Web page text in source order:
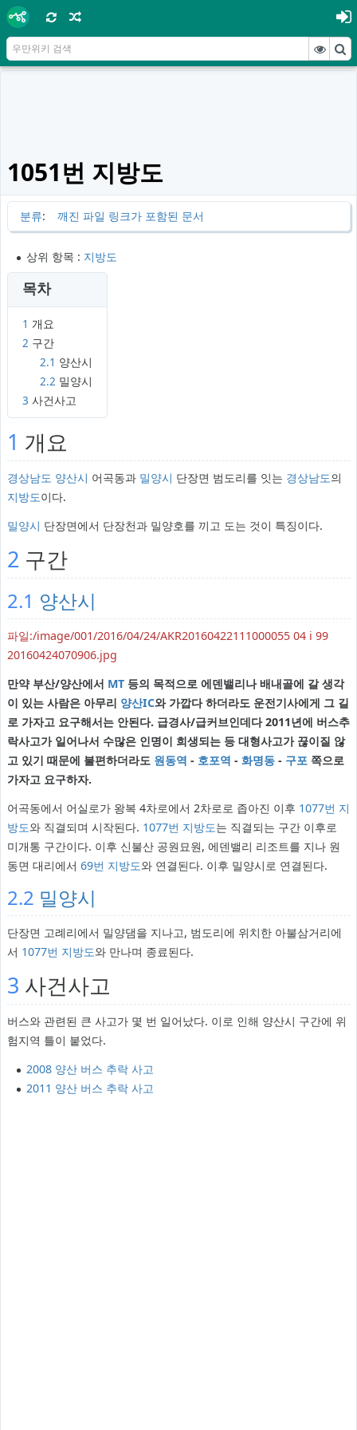
1051번 지방도
분류: 깨진 파일 링크가 포함된 문서
상위 항목 : 지방도
목차
1 개요
2 구간
2.1 양산시
2.2 밀양시
3 사건사고
1 개요
경상남도 양산시 어곡동과 밀양시 단장면 범도리를 잇는 경상남도의
지방도이다.
밀양시 단장면에서 단장천과 밀양호를 끼고 도는 것이 특징이다.
2 구간
2.1 양산시
파일:/image/001/2016/04/24/AKR20160422111000055 04 i 99
20160424070906.jpg
만약 부산/양산에서 MT등의 목적으로 에덴밸리나 배내골에 갈 생각
이 있는 사람은 아무리 양산IC와 가깝다 하더라도 운전기사에게 그 길
로 가자고 요구해서는 안된다. 급경사/급커브인데다 2011년에 버스추
락사고가 일어나서 수많은 인명이 희생되는 등 대형사고가 끊이질 않
고 있기 때문에 불편하더라도 원동역 - 호포역 - 화명동- 구포쪽으로
가자고 요구하자.
어곡동에서 어실로가 왕복 4차로에서 2차로로 좁아진 이후 1077번 지
방도와 직결되며 시작된다. 1077번 지방도는 직결되는 구간 이후로
미개통 구간이다. 이후 신불산 공원묘원, 에덴밸리 리조트를 지나 원
동면 대리에서 69번 지방도와 연결된다. 이후 밀양시로 연결된다.
2.2 밀양시
단장면 고례리에서 밀양댐을 지나고, 범도리에 위치한 아불삼거리에
서 1077번 지방도와 만나며 종료된다.
3 사건사고
버스와 관련된 큰 사고가 몇 번 일어났다. 이로 인해 양산시 구간에 위
험지역 틀이 붙었다.
2008 양산 버스 추락 사고
2011 양산 버스 추락 사고